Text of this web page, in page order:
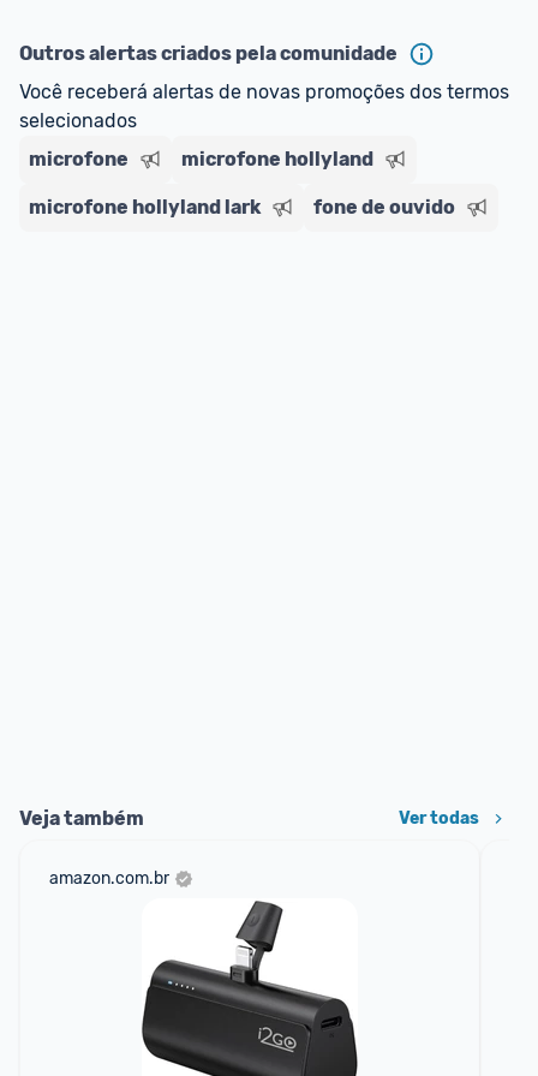
E lembre-se: você sempre pode contar ajuda da
comunidade para tirar dúvidas ou acionar os
nossos Admins marcando
comentário ou através do Fale com o Promobit.
Outros alertas criados pela comunidade
Você receberá alertas de novas promoções dos termos
selecionados
microfone
microfone hollyland
microfone hollyland lark fone de ouvido
Veja também Ver todas
amazon.com.br